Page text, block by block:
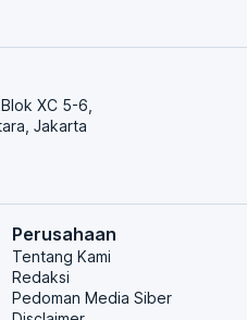
XC 5-6,
Jakarta
Perusahaan
Tentang Kami
Redaksi
Pedoman Media Siber